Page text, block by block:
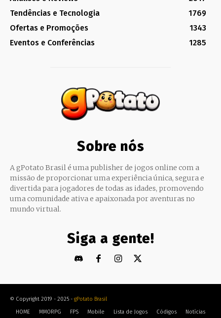
Tendências e Tecnologia
1769
Ofertas e Promoções
1343
Eventos e Conferências
1285
Sobre nós
A gPotato Brasil é uma publisher de jogos online com a
missão de proporcionar uma experiência única, segura e
divertida para jogadores de todas as idades, promovendo
uma comunidade ativa e apaixonada por aventuras no
mundo virtual.
Siga a gente!
© Copyright 2019 - 2025 - gPotato Brasil
HOME
MMORPG FPS Mobile Lista de Jogos Códigos Notícias